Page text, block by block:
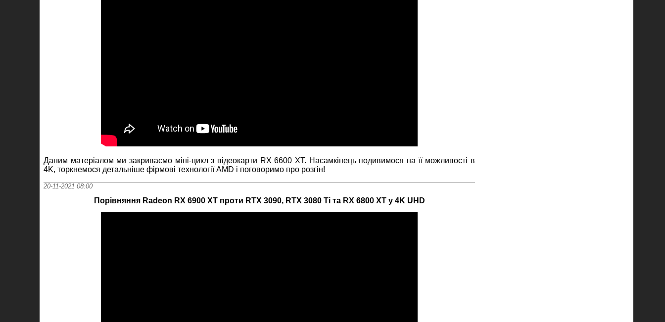
Даним матеріалом ми закриваємо міні-цикл з відеокарти RX 6600 XT. Насамкінець подивимося на її можливості в
4K, торкнемося детальніше фірмові технології AMD і поговоримо про розгін!
20-11-2021 08:00
Порівняння Radeon RX 6900 XT проти RTX 3090, RTX 3080 Ti та RX 6800 XT у 4K UHD